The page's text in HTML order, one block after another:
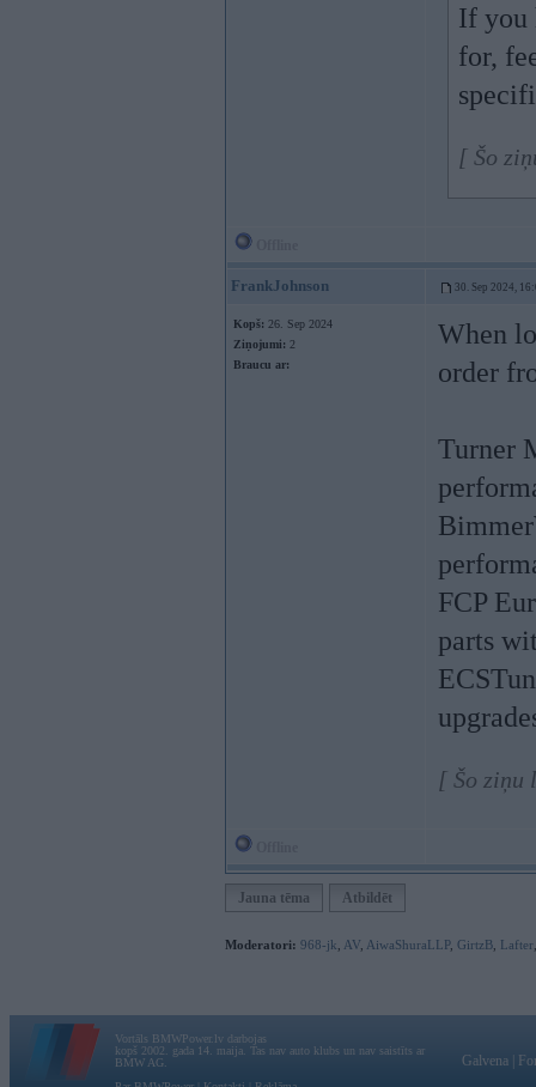
If you
for,
[ Šo
FrankJohnson 30. Sep 2024,
Kopš: 26. Sep 2024
Ziņojumi: 2
Braucu ar:
When
order
Turner
FCP
parts
[ Šo ziņu
Jauna tēma Atbildēt
Moderatori: 968-jk AV AiwaShuraLLP, GirtzB Lafter
Vortāls BMWPower.lv darbojas
kopš 2002. gada 14. maija. Tas nav auto klubs un nav saistīts ar
BMW AG.
Galvena